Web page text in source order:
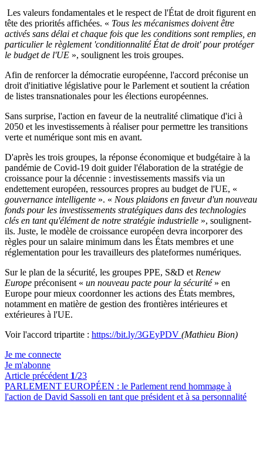
Les valeurs fondamentales et le respect de l'État de droit figurent en
tête des priorités affichées. « Tous les mécanismes doivent être
activés sans délai et chaque fois que les conditions sont remplies, en
particulier le règlement 'conditionnalité État de droit' pour protéger
le budget de l'UE », soulignent les trois groupes.
Afin de renforcer la démocratie européenne, l'accord préconise un
droit d'initiative législative pour le Parlement et soutient la création
de listes transnationales pour les élections européennes.
Sans surprise, l'action en faveur de la neutralité climatique d'ici à
2050 et les investissements à réaliser pour permettre les transitions
verte et numérique sont mis en avant.
D'après les trois groupes, la réponse économique et budgétaire à la
pandémie de Covid-19 doit guider l'élaboration de la stratégie de
croissance pour la décennie : investissements massifs via un
endettement européen, ressources propres au budget de l'UE, «
gouvernance intelligente ». « Nous plaidons en faveur d'un nouveau
fonds pour les investissements stratégiques dans des technologies
clés en tant qu'élément de notre stratégie industrielle », soulignent-
ils. Juste, le modèle de croissance européen devra incorporer des
règles pour un salaire minimum dans les États membres et une
réglementation pour les travailleurs des plateformes numériques.
Sur le plan de la sécurité, les groupes PPE, S&D et Renew
Europe préconisent « un nouveau pacte pour la sécurité » en
Europe pour mieux coordonner les actions des États membres,
notamment en matière de gestion des frontières intérieures et
extérieures à l'UE.
Voir l'accord tripartite : https://bit.ly/3GEyPDV (Mathieu Bion)
Je me connecte
Je m'abonne
Article précédent 1/23
PARLEMENT EUROPÉEN : le Parlement rend hommage à
l'action de David Sassoli en tant que président et à sa personnalité